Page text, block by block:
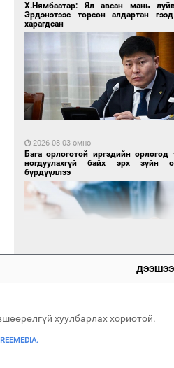
1 өдрийн өмнө өмнө
Бүх төрлийн шатахууны импортыг
МИАТ ТӨХК “Боинг” компанитай
Х.Нямбаатар: Ял авсан мань
Эрдэнэтээс төрсөн алдартан
харагдсан
2026-08-03 өмнө
Бага орлоготой иргэдийн орлогод
ногдуулахгүй байх эрх зүйн
бүрдүүллээ
хуулбарлах хориотой.